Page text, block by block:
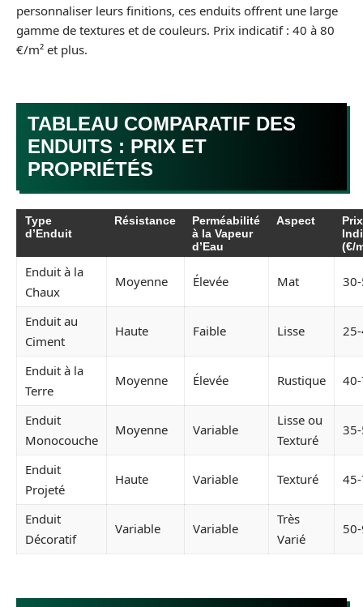
personnaliser leurs finitions, ces enduits offrent une large
gamme de textures et de couleurs. Prix indicatif : 40 à 80
€/m² et plus.
TABLEAU COMPARATIF DES
ENDUITS : PRIX ET
PROPRIÉTÉS
Type
d’Enduit
Résistance
Perméabilité
à la Vapeur
d’Eau
Aspect
Prix
(€/
Enduit à la
Chaux
Moyenne Élevée Mat
Enduit au
Ciment
Haute Faible Lisse
Enduit à la
Terre
Moyenne Élevée Rustique
Enduit
Monocouche
Moyenne Variable
Lisse ou
Texturé
Enduit
Projeté
Haute Variable Texturé
Enduit
Décoratif
Variable Variable
Très
Varié